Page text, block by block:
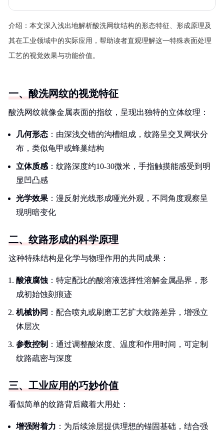
介绍： 本文深入浅出地解析酸洗网纹结构的形态特征、形成原理及
其在工业领域中的实际应用，帮助读者直观理解这一特殊表面处理
工艺的视觉效果与功能价值。
一、酸洗网纹的视觉特征
酸洗网纹就像金属表面的指纹，呈现出独特的立体纹理：
几何形态 ：由深浅交错的沟槽组成，纹路呈交叉网状分
布，类似龟甲或蜂巢结构
立体质感 ：纹路深度约10-30微米，手指触摸能感受到明
显凹凸感
光学效果 ：漫反射光线形成哑光外观，不同角度观察呈
现明暗变化
二、纹路形成的科学原理
这种特殊结构是化学与物理作用的共同成果：
酸液腐蚀 ：特定配比的酸溶液选择性溶解金属晶界，形
成初始蚀刻痕迹
机械协同 ：配合喷丸或刷磨工艺扩大纹路差异，增强立
体层次
参数控制 ：通过调整酸浓度、温度和作用时间，可定制
纹路疏密与深度
三、工业应用的巧妙价值
看似简单的纹路背后藏着大用处：
增强附着力 ：为后续涂层提供理想的锚固基础，结合强